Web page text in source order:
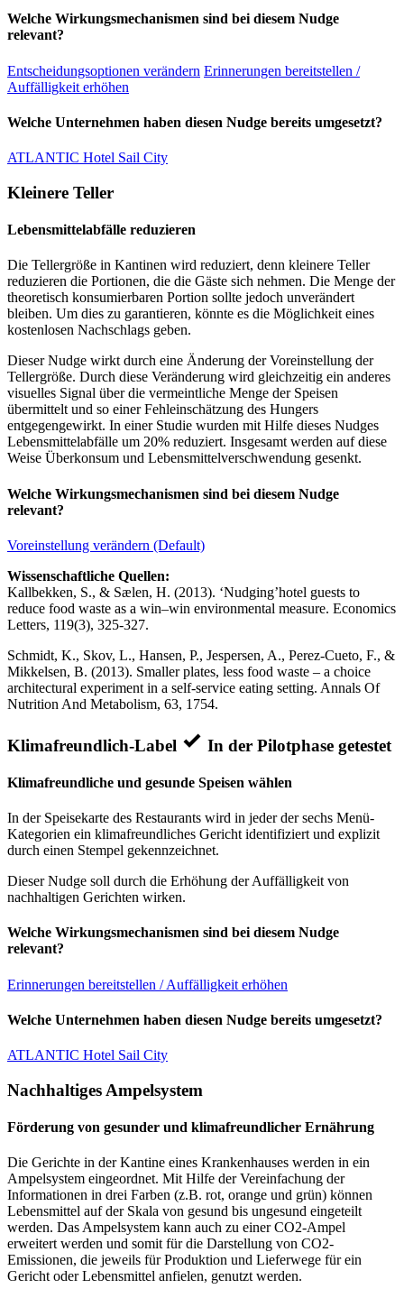
Welche Wirkungsmechanismen sind bei diesem Nudge
relevant?
Entscheidungsoptionen verändern Erinnerungen bereitstellen /
Auffälligkeit erhöhen
Welche Unternehmen haben diesen Nudge bereits umgesetzt?
ATLANTIC Hotel Sail City
Kleinere Teller
Lebensmittelabfälle reduzieren
Die Tellergröße in Kantinen wird reduziert, denn kleinere Teller
reduzieren die Portionen, die die Gäste sich nehmen. Die Menge der
theoretisch konsumierbaren Portion sollte jedoch unverändert
bleiben. Um dies zu garantieren, könnte es die Möglichkeit eines
kostenlosen Nachschlags geben.
Dieser Nudge wirkt durch eine Änderung der Voreinstellung der
Tellergröße. Durch diese Veränderung wird gleichzeitig ein anderes
visuelles Signal über die vermeintliche Menge der Speisen
übermittelt und so einer Fehleinschätzung des Hungers
entgegengewirkt. In einer Studie wurden mit Hilfe dieses Nudges
Lebensmittelabfälle um 20% reduziert. Insgesamt werden auf diese
Weise Überkonsum und Lebensmittelverschwendung gesenkt.
Welche Wirkungsmechanismen sind bei diesem Nudge
relevant?
Voreinstellung verändern (Default)
Wissenschaftliche Quellen:
Kallbekken, S., & Sælen, H. (2013). ‘Nudging’hotel guests to
reduce food waste as a win–win environmental measure. Economics
Letters, 119(3), 325-327.
Schmidt, K., Skov, L., Hansen, P., Jespersen, A., Perez-Cueto, F., &
Mikkelsen, B. (2013). Smaller plates, less food waste – a choice
architectural experiment in a self-service eating setting. Annals Of
Nutrition And Metabolism, 63, 1754.
Klimafreundlich-Label In der Pilotphase getestet
Klimafreundliche und gesunde Speisen wählen
In der Speisekarte des Restaurants wird in jeder der sechs Menü-
Kategorien ein klimafreundliches Gericht identifiziert und explizit
durch einen Stempel gekennzeichnet.
Dieser Nudge soll durch die Erhöhung der Auffälligkeit von
nachhaltigen Gerichten wirken.
Welche Wirkungsmechanismen sind bei diesem Nudge
relevant?
Erinnerungen bereitstellen / Auffälligkeit erhöhen
Welche Unternehmen haben diesen Nudge bereits umgesetzt?
ATLANTIC Hotel Sail City
Nachhaltiges Ampelsystem
Förderung von gesunder und klimafreundlicher Ernährung
Die Gerichte in der Kantine eines Krankenhauses werden in ein
Ampelsystem eingeordnet. Mit Hilfe der Vereinfachung der
Informationen in drei Farben (z.B. rot, orange und grün) können
Lebensmittel auf der Skala von gesund bis ungesund eingeteilt
werden. Das Ampelsystem kann auch zu einer CO2-Ampel
erweitert werden und somit für die Darstellung von CO2-
Emissionen, die jeweils für Produktion und Lieferwege für ein
Gericht oder Lebensmittel anfielen, genutzt werden.